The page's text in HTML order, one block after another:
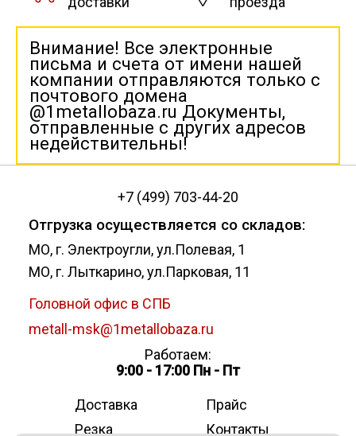
Внимание! Все электронные
письма и счета от имени нашей
компании отправляются только с
почтового домена
@1metallobaza.ru Документы,
отправленные с других адресов
недействительны!
+7 (499) 703-44-20
Отгрузка осуществляется со складов:
МО, г. Электроугли, ул.Полевая, 1
МО, г. Лыткарино, ул.Парковая, 11
Головной офис в СПБ
metall-msk@1metallobaza.ru
Работаем:
9:00 - 17:00 Пн - Пт
Доставка
Прайс
Резка
Контакты